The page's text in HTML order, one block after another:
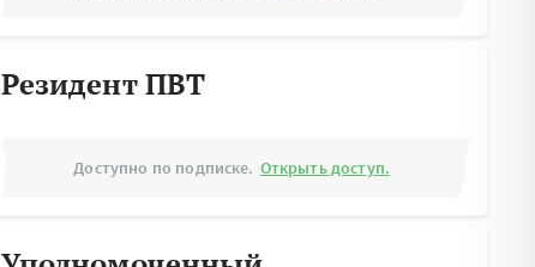
Резидент ПВТ
Доступно по подписке. Открыть доступ.